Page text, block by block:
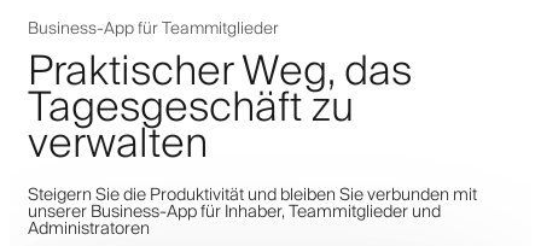
Business-App für Teammitglieder
Praktischer Weg, das
Tagesgeschäft zu
verwalten
Steigern Sie die Produktivität und bleiben Sie verbunden mit
unserer Business-App für Inhaber, Teammitglieder und
Administratoren